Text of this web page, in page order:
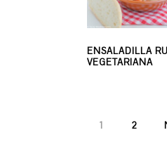
ENSALADILLA
VEGETARIANA
PAGE
1 PAGE
2